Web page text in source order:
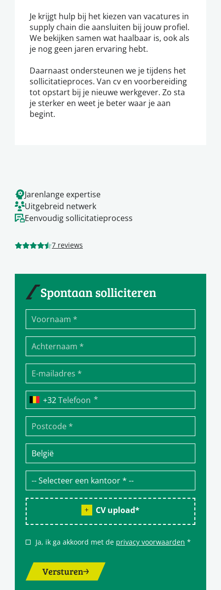
Je krijgt hulp bij het kiezen van vacatures in
supply chain die aansluiten bij jouw profiel.
We bekijken samen wat haalbaar is, ook als
je nog geen jaren ervaring hebt.
Daarnaast ondersteunen we je tijdens het
sollicitatieproces. Van cv en voorbereiding
tot opstart bij je nieuwe werkgever. Zo sta
je sterker en weet je beter waar je aan
begint.
Spontaan solliciteren
Telefoon *
CV upload*
Ja, ik ga akkoord met de privacy voorwaarden *
Versturen
Jarenlange expertise
Uitgebreid netwerk
Eenvoudig sollicitatieprocess
7 reviews